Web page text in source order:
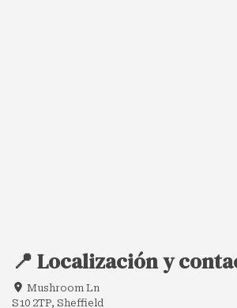
📍 Localización y
Mushroom Ln
S10 2TP, Sheffield